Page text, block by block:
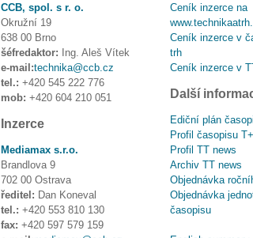
CCB, spol. s r. o.
Okružní 19
638 00 Brno
šéfredaktor: Ing. Aleš Vítek
e-mail:technika@ccb.cz
tel.: +420 545 222 776
mob: +420 604 210 051
Inzerce
Mediamax s.r.o.
Brandlova 9
702 00 Ostrava
ředitel: Dan Koneval
tel.: +420 553 810 130
fax: +420 597 579 159
Ceník inzerce na
Ceník inzerce v
trh
Ceník inzerce v
Další
Ediční plán
Profil časopisu
Profil TT news
Archiv TT news
Objednávka
Objednávka
časopisu